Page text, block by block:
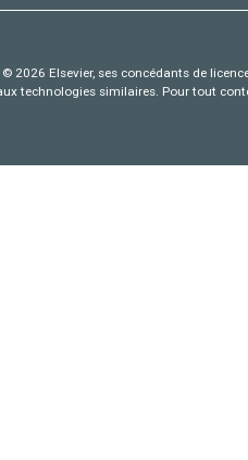
2026 Elsevier, ses concédants de
technologies similaires. Pour tout